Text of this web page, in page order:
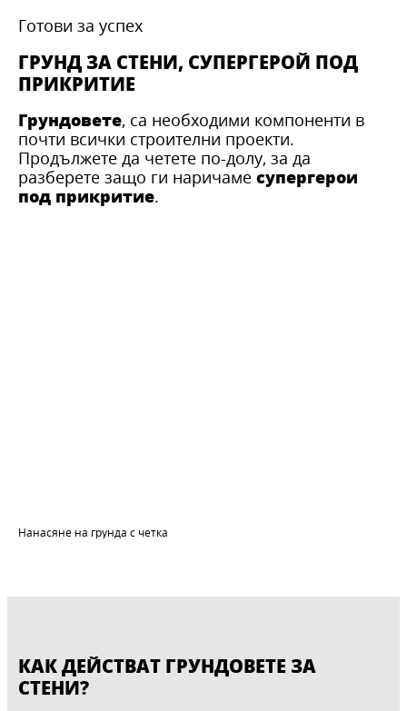
Готови за успех
ГРУНД ЗА СТЕНИ, СУПЕРГЕРОЙ ПОД
ПРИКРИТИЕ
Грундовете, са необходими компоненти в
почти всички строителни проекти.
Продължете да четете по-долу, за да
разберете защо ги наричаме супергерои
под прикритие.
Нанасяне на грунда с четка
КАК ДЕЙСТВАТ ГРУНДОВЕТЕ ЗА
СТЕНИ?